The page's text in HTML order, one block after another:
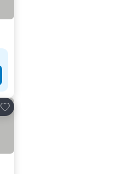
Přidat na seznam oblíbených hotelů